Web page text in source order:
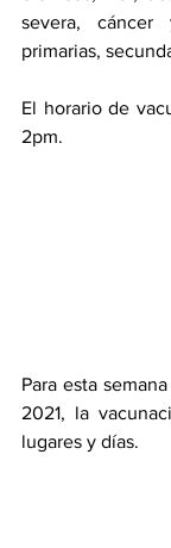
severa, cáncer
primarias,
El horario de
2pm.
Para esta
2021, la
lugares y días.